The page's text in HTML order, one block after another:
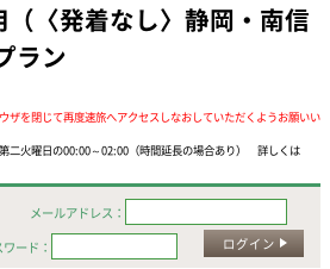
（〈発着なし〉静岡・南信
ラン
ザを閉じて再度速旅へアクセスしなおしていただくようお願いい
火曜日の00:00～02:00（時間延長の場合あり） 詳しくは
メールアドレス：
ード：
ログイン